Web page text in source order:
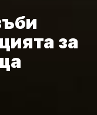
за